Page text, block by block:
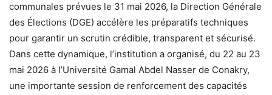
communales prévues le 31 mai 2026, la Direction Générale
des Élections (DGE) accélère les préparatifs techniques
pour garantir un scrutin crédible, transparent et sécurisé.
Dans cette dynamique, l’institution a organisé, du 22 au 23
mai 2026 à l’Université Gamal Abdel Nasser de Conakry,
une importante session de renforcement des capacités